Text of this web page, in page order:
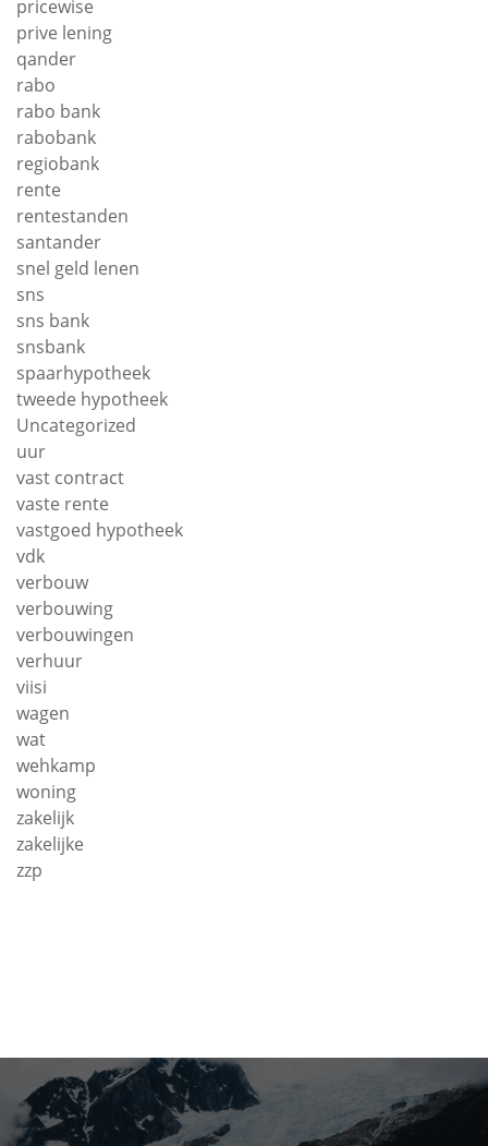
pricewise
prive lening
qander
rabo
rabo bank
rabobank
regiobank
rente
rentestanden
santander
snel geld lenen
sns
sns bank
snsbank
spaarhypotheek
tweede hypotheek
Uncategorized
uur
vast contract
vaste rente
vastgoed hypotheek
vdk
verbouw
verbouwing
verbouwingen
verhuur
viisi
wagen
wat
wehkamp
woning
zakelijk
zakelijke
zzp